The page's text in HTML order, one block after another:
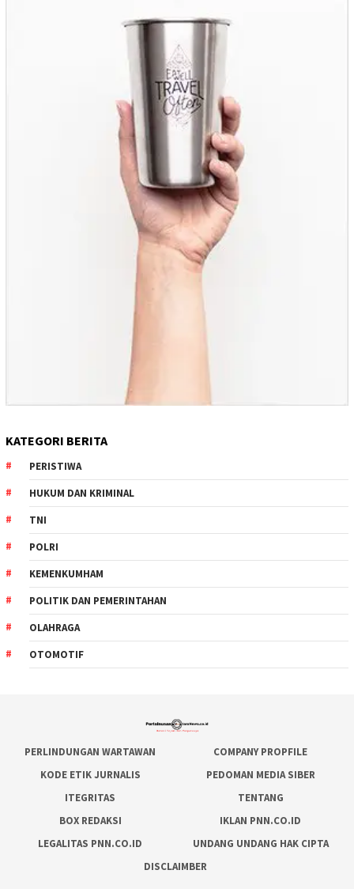
KATEGORI BERITA
PERISTIWA
HUKUM DAN KRIMINAL
TNI
POLRI
KEMENKUMHAM
POLITIK DAN PEMERINTAHAN
OLAHRAGA
OTOMOTIF
PERLINDUNGAN WARTAWAN
COMPANY PROPFILE
KODE ETIK JURNALIS
PEDOMAN MEDIA SIBER
ITEGRITAS
TENTANG
BOX REDAKSI
IKLAN PNN.CO.ID
LEGALITAS PNN.CO.ID
UNDANG UNDANG HAK CIPTA
DISCLAIMBER